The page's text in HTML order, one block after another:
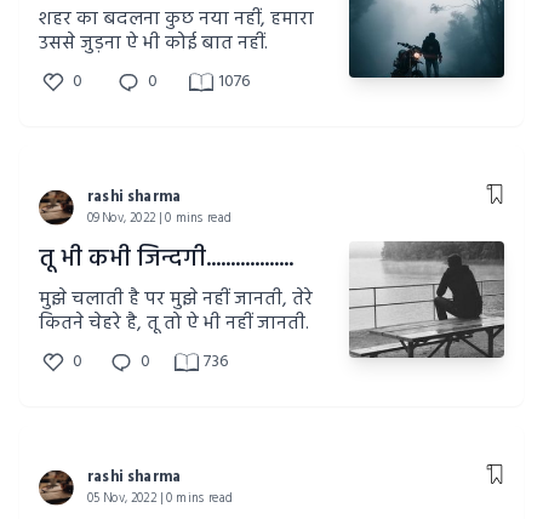
शहर का बदलना कुछ नया नहीं, हमारा
उससे जुड़ना ऐ भी कोई बात नहीं.
0 0 1076
rashi sharma
09 Nov, 2022 | 0 mins read
तू भी कभी जिन्दगी..................
मुझे चलाती है पर मुझे नहीं जानती, तेरे
कितने चेहरे है, तू तो ऐ भी नहीं जानती.
0 0 736
rashi sharma
05 Nov, 2022 | 0 mins read